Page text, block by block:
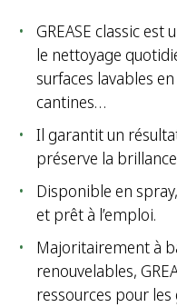
GREASE classic
le nettoyage
surfaces lavables
cantines…
Il garantit un
préserve la
Disponible en
et prêt à l’emploi.
Majoritairement à
renouvelables,
ressources pour